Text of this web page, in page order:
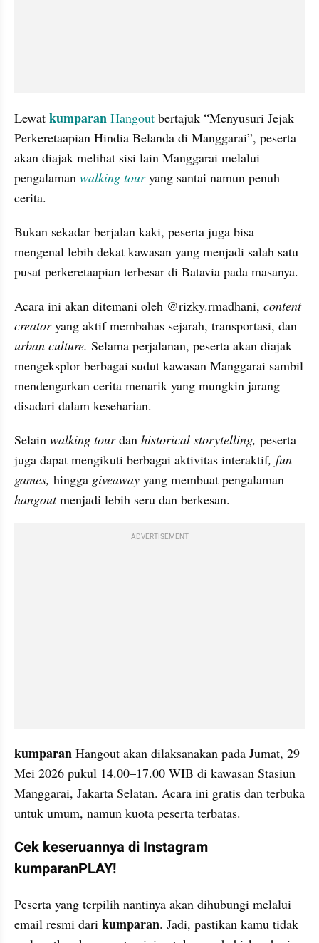
Lewat kumparan Hangout bertajuk “Menyusuri Jejak
Perkeretaapian Hindia Belanda di Manggarai”, peserta
akan diajak melihat sisi lain Manggarai melalui
pengalaman walking tour yang santai namun penuh
cerita.
Bukan sekadar berjalan kaki, peserta juga bisa
mengenal lebih dekat kawasan yang menjadi salah satu
pusat perkeretaapian terbesar di Batavia pada masanya.
Acara ini akan ditemani oleh @rizky.rmadhani, content
creator
urban culture. Selama perjalanan, peserta akan diajak
mengeksplor berbagai sudut kawasan Manggarai sambil
mendengarkan cerita menarik yang mungkin jarang
disadari dalam keseharian.
Selain walking tour dan historical storytelling, peserta
juga dapat mengikuti berbagai aktivitas interaktif, fun
games, hingga giveaway
hangout menjadi lebih seru dan berkesan.
ADVERTISEMENT
kumparan Hangout akan dilaksanakan pada Jumat, 29
Mei 2026 pukul 14.00–17.00 WIB di kawasan Stasiun
Manggarai, Jakarta Selatan. Acara ini gratis dan terbuka
untuk umum, namun kuota peserta terbatas.
Cek keseruannya di Instagram
kumparanPLAY!
Peserta yang terpilih nantinya akan dihubungi melalui
email resmi dari kumparan. Jadi, pastikan kamu tidak